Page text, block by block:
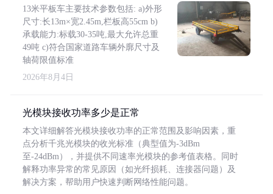
13米平板车主要技术参数包括: a)外形
尺寸:长13m×宽2.45m,栏板高55cm b)
承载能力:标载30-35吨,最大允许总重
49吨 c)符合国家道路车辆外廓尺寸及
轴荷限值标准
2026年8月4日
光模块接收功率多少是正常
本文详细解答光模块接收功率的正常范围及影响因素，重
点分析千兆光模块的收光标准（典型值为-3dBm
至-24dBm），并提供不同速率光模块的参考值表格。同时
解释功率异常的常见原因（如光纤损耗、连接器问题）及
解决方案，帮助用户快速判断网络性能问题。